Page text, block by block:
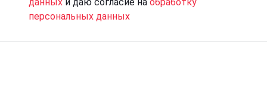
персональных данных